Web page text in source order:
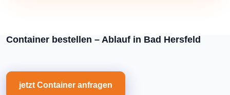
Container bestellen – Ablauf in Bad Hersfeld
jetzt Container anfragen